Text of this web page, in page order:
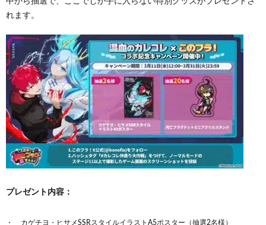
れます。
プレゼント内容：
カゲチヨ・ヒサメSSRスタイルイラストA5ポスター（抽選2名様）